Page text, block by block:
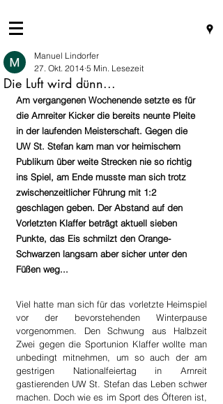
Die Luft wird dünn...
Manuel Lindorfer
27. Okt. 2014 5 Min. Lesezeit
Am vergangenen Wochenende setzte es für
die Arnreiter Kicker die bereits neunte Pleite
in der laufenden Meisterschaft. Gegen die
UW St. Stefan kam man vor heimischem
Publikum über weite Strecken nie so richtig
ins Spiel, am Ende musste man sich trotz
zwischenzeitlicher Führung mit 1:2
geschlagen geben. Der Abstand auf den
Vorletzten Klaffer beträgt aktuell sieben
Punkte, das Eis schmilzt den Orange-
Schwarzen langsam aber sicher unter den
Füßen weg...
Viel hatte man sich für das vorletzte Heimspiel
vor der bevorstehenden Winterpause
vorgenommen. Den Schwung aus Halbzeit
Zwei gegen die Sportunion Klaffer wollte man
unbedingt mitnehmen, um so auch der am
gestrigen Nationalfeiertag in Arnreit
gastierenden UW St. Stefan das Leben schwer
machen. Doch wie es im Sport des Öfteren ist,